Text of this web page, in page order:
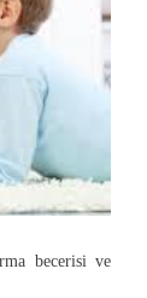
becerisi ve